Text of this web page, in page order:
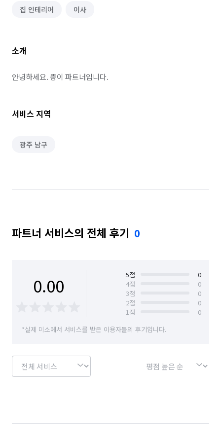
집 인테리어 이사
소개
안녕하세요. 뚱이 파트너입니다.
서비스 지역
광주 남구
파트너 서비스의 전체 후기 0
0.00 5점
0
4점
0
3점
0
2점
0
1점
0
*실제 미소에서 서비스를 받은 이용자들의 후기입니다.